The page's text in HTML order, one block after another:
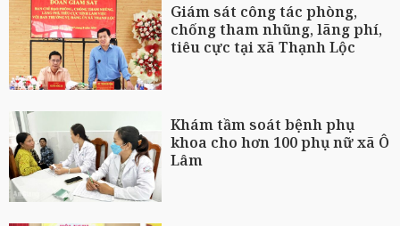
Giám sát công tác phòng,
chống tham nhũng, lãng phí,
tiêu cực tại xã Thạnh Lộc
Khám tầm soát bệnh phụ
khoa cho hơn 100 phụ nữ xã Ô
Lâm